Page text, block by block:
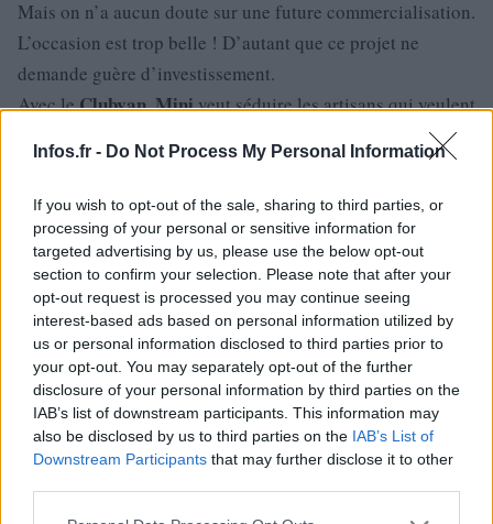
Infos.fr - Do Not Process My Personal Information
If you wish to opt-out of the sale, sharing to third parties, or
processing of your personal or sensitive information for
targeted advertising by us, please use the below opt-out
section to confirm your selection. Please note that after your
opt-out request is processed you may continue seeing
interest-based ads based on personal information utilized by
us or personal information disclosed to third parties prior to
your opt-out. You may separately opt-out of the further
disclosure of your personal information by third parties on the
IAB’s list of downstream participants. This information may
also be disclosed by us to third parties on the IAB’s List of
Downstream Participants that may further disclose it to other
Please note that this website/app uses one or more Google
Mais on n’a aucun doute sur une future commercialisation.
L’occasion est trop belle ! D’autant que ce projet ne
demande guère d’investissement.
Avec leClubvan,Miniveut séduire les artisans qui veulent
travailler dans une ambiance chic, et cite en exemple les
galeristes, les traiteurs… Pas les électriciens ?